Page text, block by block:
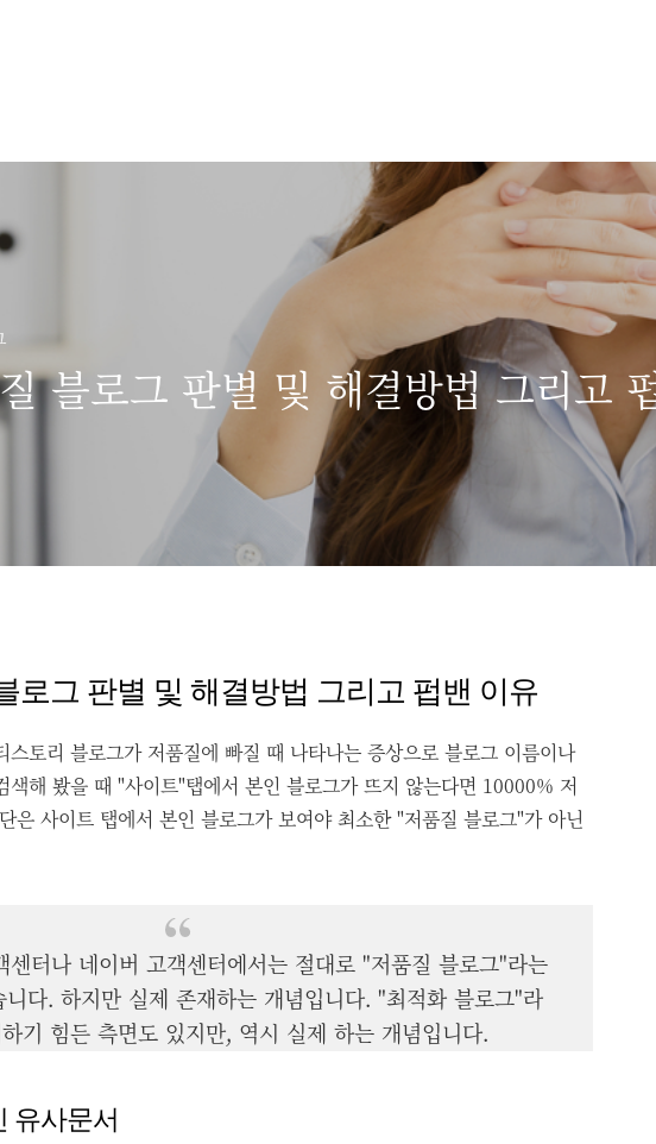
블로그 판별 및 해결방법 그리고
로그 판별 및 해결방법 그리고 펍밴 이유
토리 블로그가 저품질에 빠질 때 나타나는 증상으로 블로그 이름이나
색해 봤을 때 "사이트"탭에서 본인 블로그가 뜨지 않는다면 10000% 저
은 사이트 탭에서 본인 블로그가 보여야 최소한 "저품질 블로그"가 아닌
터나 네이버 고객센터에서는 절대로 "저품질 블로그"라는
다. 하지만 실제 존재하는 개념입니다. "최적화 블로그"라
기 힘든 측면도 있지만, 역시 실제 하는 개념입니다.
유사문서